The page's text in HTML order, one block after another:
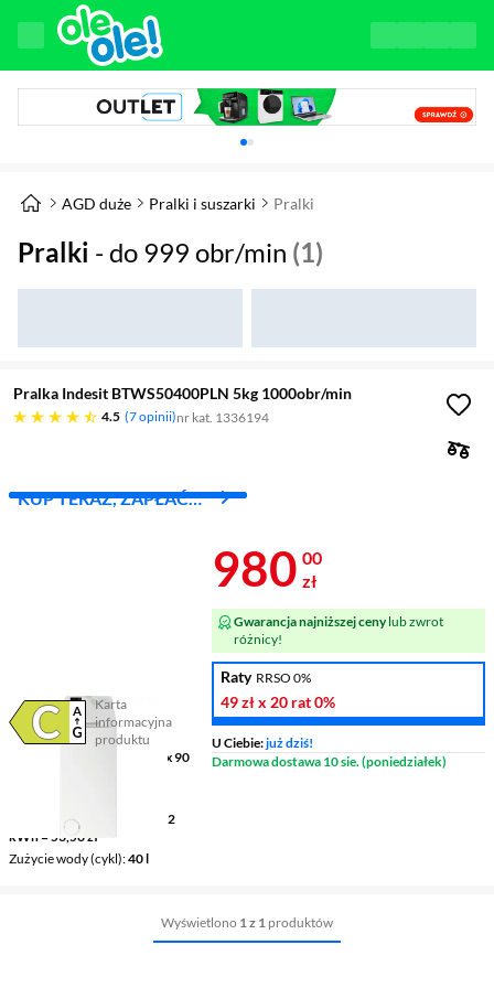
Karuzela z banerami, aktualny element 1 z
AGD duże Pralki i suszarki Pralki
Pralki - do 999 obr/min (1)
Pralka Indesit BTWS50400PLN 5kg 1000obr/min
4.5
4.5 gwiazdek 7 opinii nr kat. 1336194
KUP TERAZ, ZAPŁAĆ
Karta
informacyjna
produktu
Plik w formacie pdf
(otworzy się w nowym oknie)
60 x 40 x 90
Zużycie prądu (100 cykli)
52
kWh = 53,56 zł
Zużycie wody (cykl) 40 l
Cena 980 zł
980 00
zł
Gwarancja najniższej cenylub zwrot
różnicy!
Raty RRSO 0%
49 złx 20 rat0%
U Ciebie:już dziś!
Darmowa dostawa 10 sie. (poniedziałek)
Wyświetlono 1 z 1 produktów